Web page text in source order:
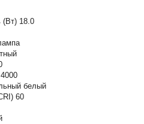
(Вт) 18.0
белый
60